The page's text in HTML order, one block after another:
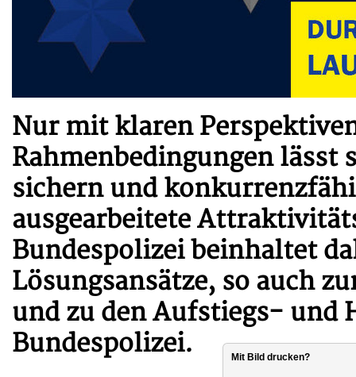
Nur mit klaren
Rahmenbedingungen
sichern und
ausgearbeitete
Bundespolizei beinhaltet
Lösungsansätze, so auch
und zu den Aufstiegs- und
Bundespolizei.
Mit Bild drucken?